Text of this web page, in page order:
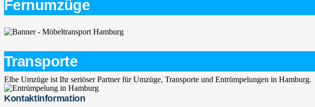
Fernumzüge
Transporte
Elbe Umzüge ist Ihr seriöser Partner für Umzüge, Transporte und Entrümpelungen in Hamburg.
Kontaktinformation